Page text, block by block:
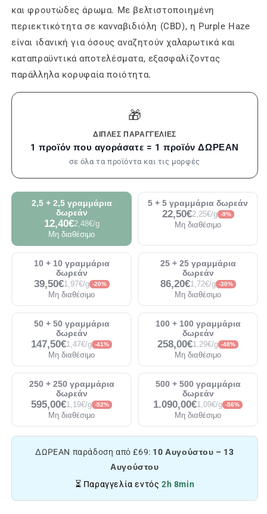
και φρουτώδες άρωμα. Με βελτιστοποιημένη
περιεκτικότητα σε κανναβιδιόλη (CBD), η Purple Haze
είναι ιδανική για όσους αναζητούν χαλαρωτικά και
καταπραϋντικά αποτελέσματα, εξασφαλίζοντας
παράλληλα κορυφαία ποιότητα.
🎁
ΔΙΠΛΈΣ ΠΑΡΑΓΓΕΛΊΕΣ
1 προϊόν που αγοράσατε = 1 προϊόν ΔΩΡΕΑΝ
σε όλα τα προϊόντα και τις μορφές
2,5 + 2,5 γραμμάρια
δωρεάν
12,40€2,48€/g
Μη διαθέσιμο
5 + 5 γραμμάρια δωρεάν
22,50€2,25€/g -9%
Μη διαθέσιμο
10 + 10 γραμμάρια
δωρεάν
39,50€1,97€/g -20%
Μη διαθέσιμο
25 + 25 γραμμάρια
δωρεάν
86,20€1,72€/g -30%
Μη διαθέσιμο
50 + 50 γραμμάρια
δωρεάν
147,50€1,47€/g -41%
Μη διαθέσιμο
100 + 100 γραμμάρια
δωρεάν
258,00€1,29€/g -48%
Μη διαθέσιμο
250 + 250 γραμμάρια
δωρεάν
595,00€1,19€/g -52%
Μη διαθέσιμο
500 + 500 γραμμάρια
δωρεάν
1.090,00€1,09€/g -56%
Μη διαθέσιμο
ΔΩΡΕΑΝ παράδοση από £69: 10 Αυγούστου – 13
Αυγούστου
⏳ Παραγγελία εντός2h 8min